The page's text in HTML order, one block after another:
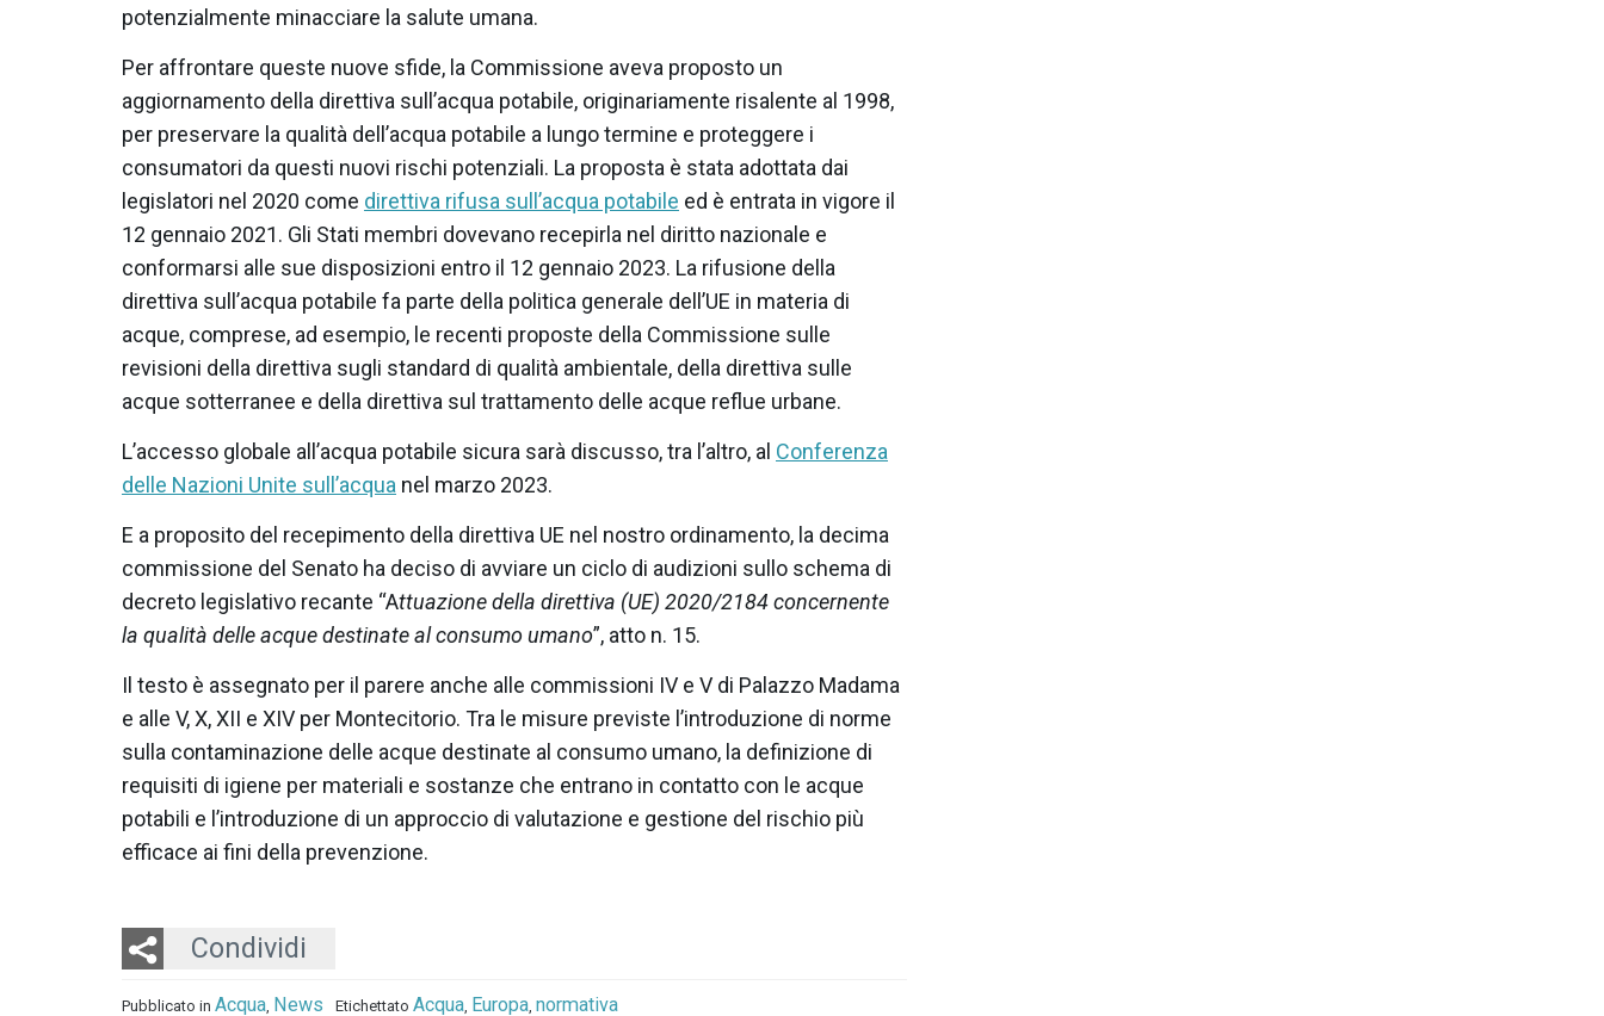
potenzialmente minacciare la salute umana.
Per affrontare queste nuove sfide, la Commissione aveva proposto un
aggiornamento della direttiva sull’acqua potabile, originariamente risalente al 1998,
per preservare la qualità dell’acqua potabile a lungo termine e proteggere i
consumatori da questi nuovi rischi potenziali. La proposta è stata adottata dai
legislatori nel 2020 come direttiva rifusa sull’acqua potabile ed è entrata in vigore il
12 gennaio 2021. Gli Stati membri dovevano recepirla nel diritto nazionale e
conformarsi alle sue disposizioni entro il 12 gennaio 2023. La rifusione della
direttiva sull’acqua potabile fa parte della politica generale dell’UE in materia di
acque, comprese, ad esempio, le recenti proposte della Commissione sulle
revisioni della direttiva sugli standard di qualità ambientale, della direttiva sulle
acque sotterranee e della direttiva sul trattamento delle acque reflue urbane.
L’accesso globale all’acqua potabile sicura sarà discusso, tra l’altro, al Conferenza
delle Nazioni Unite sull’acqua nel marzo 2023.
E a proposito del recepimento della direttiva UE nel nostro ordinamento, l a decima
commissione del Senato ha deciso di avviare un ciclo di audizioni sullo schema di
decreto legislativo recante “Attuazione della direttiva (UE) 2020/2184 concernente
la qualità delle acque destinate al consumo umano”, atto n. 15.
Il testo è assegnato per il parere anche alle commissioni IV e V di Palazzo Madama
e alle V, X, XII e XIV per Montecitorio. Tra le misure previste l’introduzione di norme
sulla contaminazione delle acque destinate al consumo umano, la definizione di
requisiti di igiene per materiali e sostanze che entrano in contatto con le acque
potabili e l’introduzione di un approccio di valutazione e gestione del rischio più
efficace ai fini della prevenzione.
Condividi
Twitter
LinkedIn
Email
Pubblicato in Acqua, News Etichettato Acqua, Europa, normativa